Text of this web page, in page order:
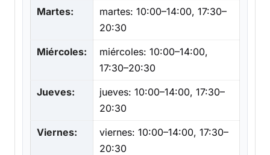
Martes:
martes: 10:00–14:00, 17:30–
20:30
Miércoles:
miércoles: 10:00–14:00,
17:30–20:30
Jueves:
jueves: 10:00–14:00, 17:30–
20:30
Viernes:
viernes: 10:00–14:00, 17:30–
20:30